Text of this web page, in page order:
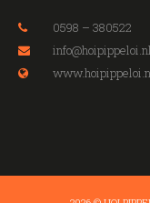
0598 – 380522
info@hoipippeloi.nl